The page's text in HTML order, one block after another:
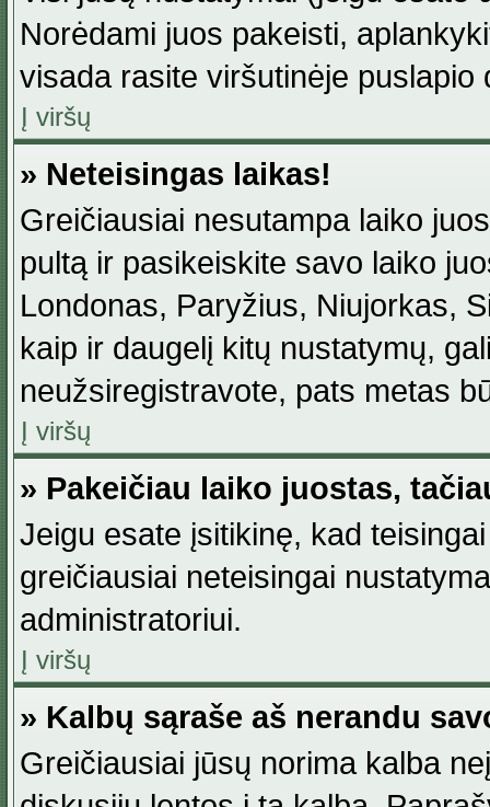
Norėdami juos pakeisti,
visada rasite viršutinėje
Į viršų
» Neteisingas laikas!
Greičiausiai nesutampa laiko
pultą ir pasikeiskite savo laiko
Londonas, Paryžius, Niujorkas,
kaip ir daugelį kitų nustatymų,
neužsiregistravote, pats metas
Į viršų
» Pakeičiau laiko juostas,
Jeigu esate įsitikinę, kad
greičiausiai neteisingai
administratoriui.
Į viršų
» Kalbų sąraše aš nerandu
Greičiausiai jūsų norima kalba